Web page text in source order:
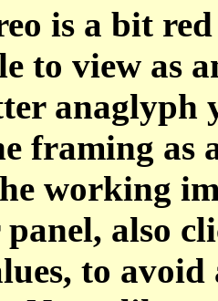
is a bit
to view as
anaglyph
framing as
working
panel, also
to